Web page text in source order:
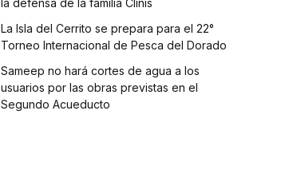
La Isla del Cerrito se prepara para el 22°
Torneo Internacional de Pesca del Dorado
Sameep no hará cortes de agua a los
usuarios por las obras previstas en el
Segundo Acueducto